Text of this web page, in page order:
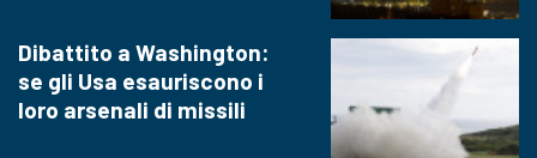
Dibattito a Washington:
se gli Usa esauriscono i
loro arsenali di missili